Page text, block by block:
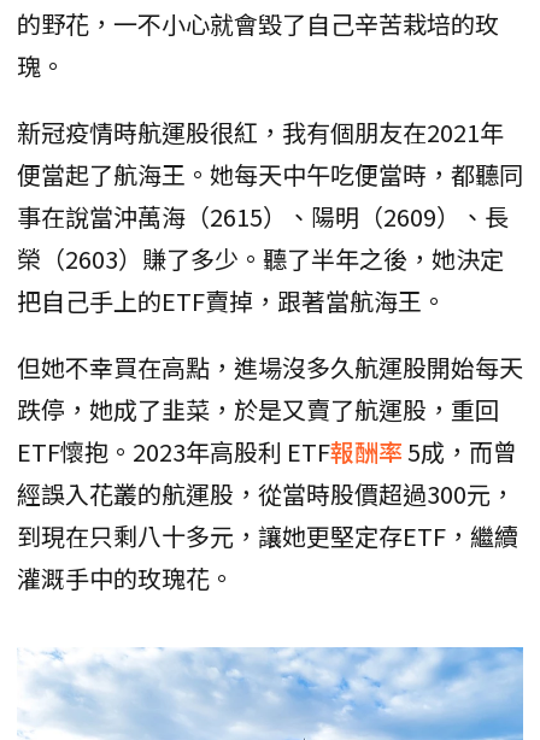
的野花，一不小心就會毀了自己辛苦栽培的玫
瑰。
新冠疫情時航運股很紅，我有個朋友在2021年
便當起了航海王。她每天中午吃便當時，都聽同
事在說當沖萬海（2615）、陽明（2609）、長
榮（2603）賺了多少。聽了半年之後，她決定
把自己手上的ETF賣掉，跟著當航海王。
但她不幸買在高點，進場沒多久航運股開始每天
跌停，她成了韭菜，於是又賣了航運股，重回
ETF懷抱。2023年高股利 ETF報酬率 5成，而曾
經誤入花叢的航運股，從當時股價超過300元，
到現在只剩八十多元，讓她更堅定存ETF，繼續
灌溉手中的玫瑰花。